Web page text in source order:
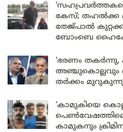
‘സഹപ്രവർത്തകയെ
കേസ്; തഹൽക്ക
തേജ്പാൽ
ബോംബെ
‘ഭരണം
അഞ്ചുകൊല്ലവും
തർക്കം
‘കാമുകിയെ
കാമുകനും